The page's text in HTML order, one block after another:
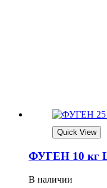
Quick View
ФУГЕН 10 кг
В наличии